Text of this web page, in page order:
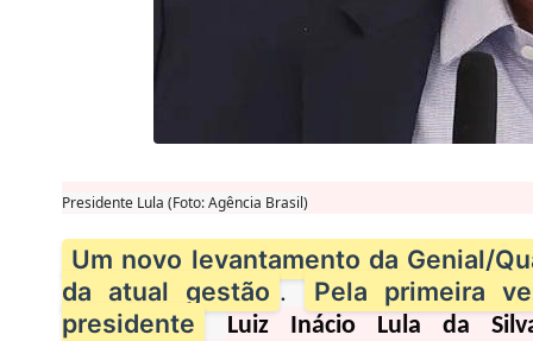
Presidente Lula (Foto: Agência Brasil)
Um novo levantamento da Genial/
da atual gestão .
Pela primeira
presidente
Luiz Inácio Lula da